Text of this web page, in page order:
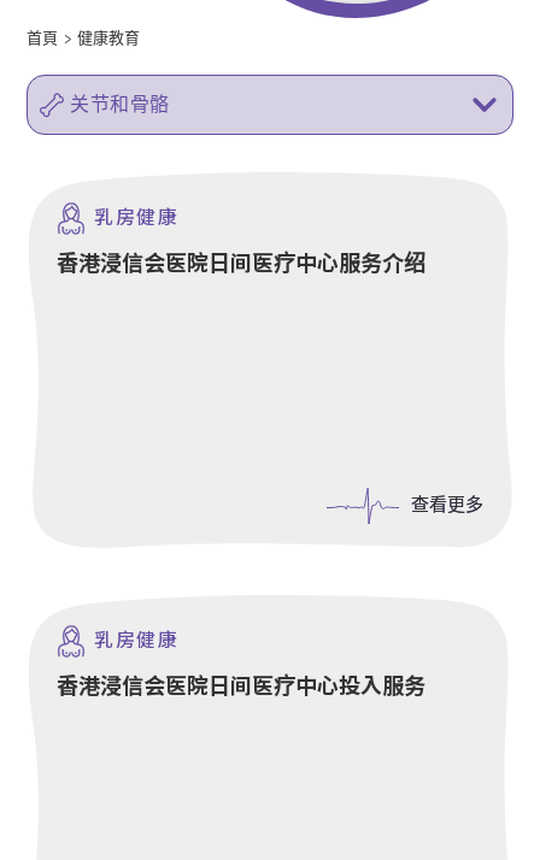
首頁 > 健康教育
关节和骨骼
乳房健康
香港浸信会医院日间医疗中心服务介绍
查看更多
查看更多
乳房健康
香港浸信会医院日间医疗中心投入服务